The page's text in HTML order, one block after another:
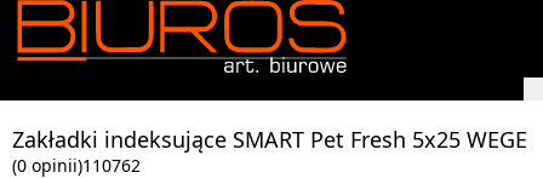
Zakładki indeksujące SMART Pet Fresh 5x25 WEGE
(0 opinii)110762